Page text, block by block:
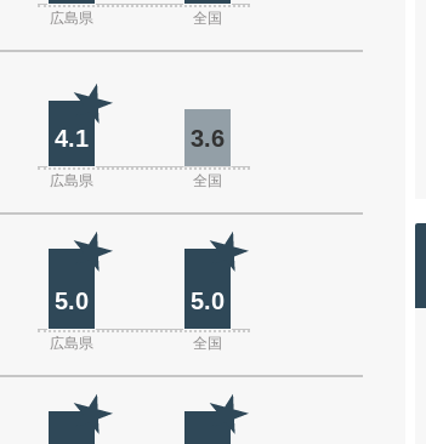
広島県 全国
4.1 3.6
広島県 全国
5.0 5.0
広島県 全国